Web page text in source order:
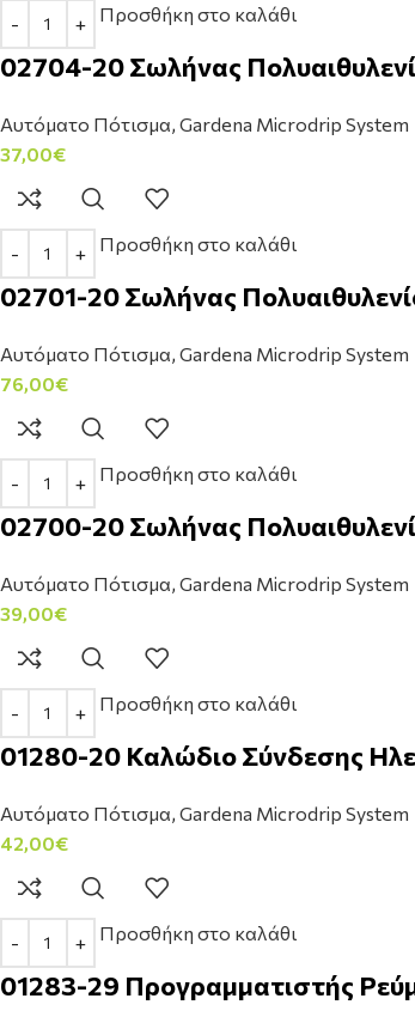
Προσθήκη στο καλάθι
02704-20 Σωλήνας
Αυτόματο Πότισμα, Gardena Microdrip System
37,00€
Προσθήκη στο καλάθι
02701-20 Σωλήνας
Αυτόματο Πότισμα, Gardena Microdrip System
76,00€
Προσθήκη στο καλάθι
02700-20 Σωλήνας
Αυτόματο Πότισμα, Gardena Microdrip System
39,00€
Προσθήκη στο καλάθι
01280-20 Καλώδιο Σύνδεσης
Αυτόματο Πότισμα, Gardena Microdrip System
42,00€
Προσθήκη στο καλάθι
01283-29 Προγραμματιστής